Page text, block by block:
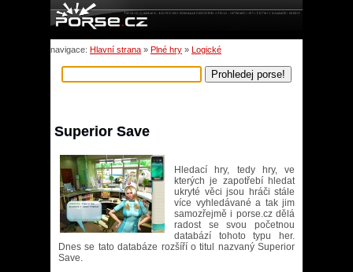
navigace: Hlavní strana » Plné hry » Logické
Superior Save
Hledací hry, tedy hry, ve
kterých je zapotřebí hledat
ukryté věci jsou hráči stále
více vyhledávané a tak jim
samozřejmě i porse.cz dělá
radost se svou početnou
databází tohoto typu her.
Dnes se tato databáze rozšíří o titul nazvaný Superior
Save.